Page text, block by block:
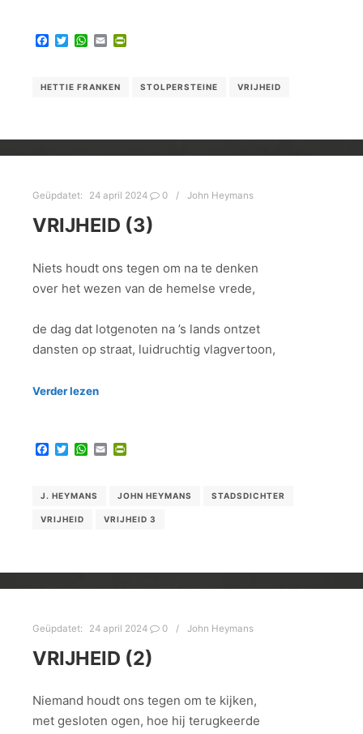
Facebook
TwitterWhatsApp
Email
HETTIE FRANKEN STOLPERSTEINE VRIJHEID
Geüpdatet: 24 april 2024 0 John Heymans
VRIJHEID (3)
Niets houdt ons tegen om na te denken
over het wezen van de hemelse vrede,
de dag dat lotgenoten na ’s lands ontzet
dansten op straat, luidruchtig vlagvertoon,
Verder lezen
Facebook
TwitterWhatsApp
Email
J. HEYMANS JOHN HEYMANS STADSDICHTER
VRIJHEID VRIJHEID 3
Geüpdatet: 24 april 2024 0 John Heymans
VRIJHEID (2)
Niemand houdt ons tegen om te kijken,
met gesloten ogen, hoe hij terugkeerde